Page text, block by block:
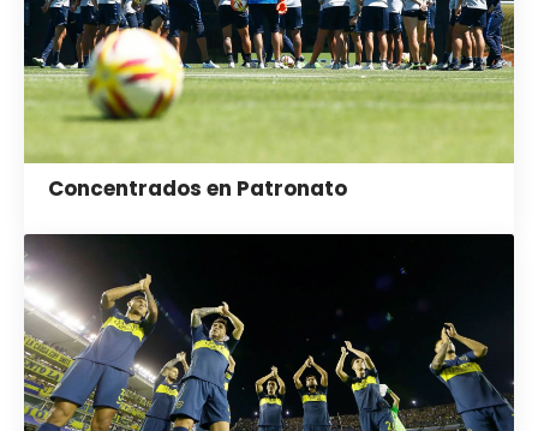
Concentrados en Patronato